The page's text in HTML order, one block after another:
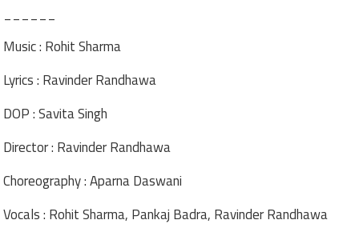
Music : Rohit Sharma
Lyrics : Ravinder Randhawa
DOP : Savita Singh
Director : Ravinder Randhawa
Choreography : Aparna Daswani
Vocals : Rohit Sharma, Pankaj Badra, Ravinder Randhawa